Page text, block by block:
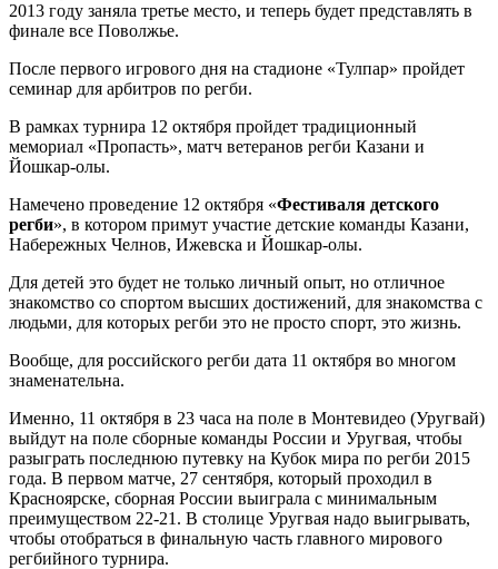
2013 году заняла третье место, и теперь будет представлять в
финале все Поволжье.
После первого игрового дня на стадионе «Тулпар» пройдет
семинар для арбитров по регби.
В рамках турнира 12 октября пройдет традиционный
мемориал «Пропасть», матч ветеранов регби Казани и
Йошкар-олы.
Намечено проведение 12 октября «Фестиваля детского
регби», в котором примут участие детские команды Казани,
Набережных Челнов, Ижевска и Йошкар-олы.
Для детей это будет не только личный опыт, но отличное
знакомство со спортом высших достижений, для знакомства с
людьми, для которых регби это не просто спорт, это жизнь.
Вообще, для российского регби дата 11 октября во многом
знаменательна.
Именно, 11 октября в 23 часа на поле в Монтевидео (Уругвай)
выйдут на поле сборные команды России и Уругвая, чтобы
разыграть последнюю путевку на Кубок мира по регби 2015
года. В первом матче, 27 сентября, который проходил в
Красноярске, сборная России выиграла с минимальным
преимуществом 22-21. В столице Уругвая надо выигрывать,
чтобы отобраться в финальную часть главного мирового
регбийного турнира.